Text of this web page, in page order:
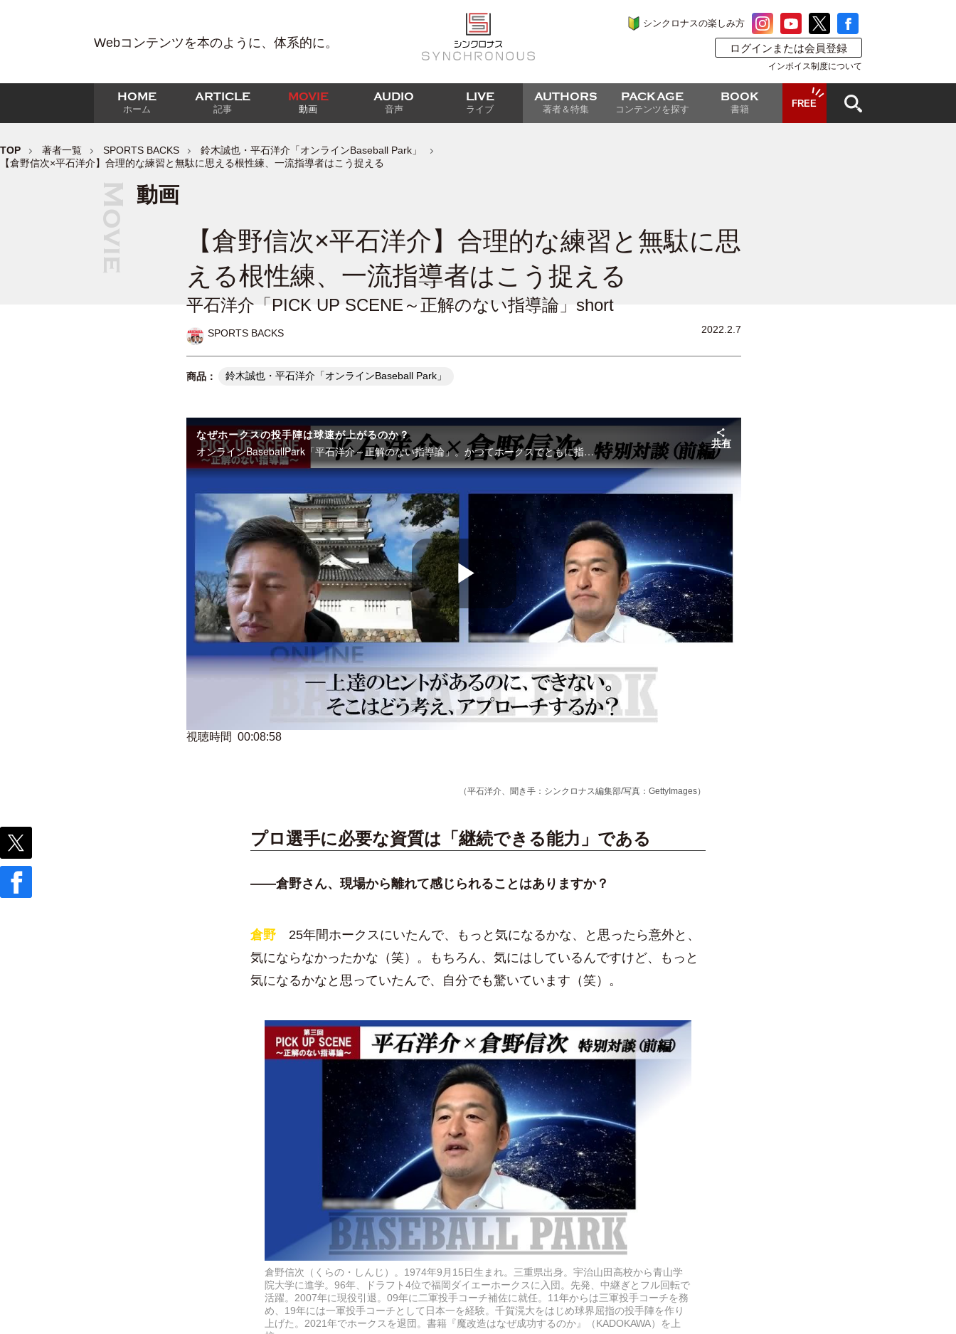
Webコンテンツを本のように、体系的に。
シンクロナスの楽しみ方
ログインまたは会員登録
インボイス制度について
HOME
ホーム
ARTICLE
記事
MOVIE
動画
AUDIO
音声
LIVE
ライブ
AUTHORS
著者＆特集
PACKAGE
コンテンツを探す
BOOK
書籍
FREE
TOP 著者一覧 SPORTS BACKS
鈴木誠也・平石洋介「オンラインBaseball Park」
【倉野信次×平石洋介】合理的な練習と無駄に思える根性練、一流指導者はこう捉える
動画
【倉野信次×平石洋介】合理的な練習と無駄に思
える根性練、一流指導者はこう捉える
平石洋介「PICK UP SCENE～正解のない指導論」short
SPORTS BACKS 2022.2.7
鈴木誠也・平石洋介「オンラインBaseball Park」
なぜホークスの投手陣は球速が上がるのか？
オンラインBaseballPark「平石洋介～正解のない指導論」。かつてホークスでともに指導をしてきた倉野信次氏と語り合う指導論。その一部を公開します！
共有
P
l
V
i
d
e
o
視聴時間 00:08:58
（平石洋介、聞き手：シンクロナス編集部/写真：GettyImages）
プロ選手に必要な資質は「継続できる能力」である
――倉野さん、現場から離れて感じられることはありますか？
倉野 25年間ホークスにいたんで、もっと気になるかな、と思ったら意外と、
気にならなかったかな（笑）。もちろん、気にはしているんですけど、もっと
気になるかなと思っていたんで、自分でも驚いています（笑）。
倉野信次（くらの・しんじ）。1974年9月15日生まれ。三重県出身。宇治山田高校から青山学
院大学に進学。96年、ドラフト4位で福岡ダイエーホークスに入団。先発、中継ぎとフル回転で
活躍。2007年に現役引退。09年に二軍投手コーチ補佐に就任。11年からは三軍投手コーチを務
め、19年には一軍投手コーチとして日本一を経験。千賀滉大をはじめ球界屈指の投手陣を作り
上げた。2021年でホークスを退団。書籍『魔改造はなぜ成功するのか』（KADOKAWA）を上